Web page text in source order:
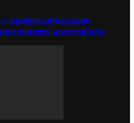
профессиональное
вашего автомобиля